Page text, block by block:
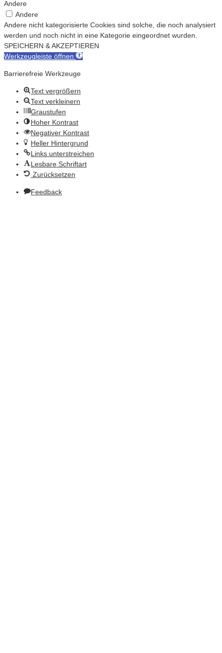
Andere
Andere
Andere nicht kategorisierte Cookies sind solche, die noch analysiert
werden und noch nicht in eine Kategorie eingeordnet wurden.
SPEICHERN & AKZEPTIEREN
Werkzeugleiste öffnen
Barrierefreie Werkzeuge
Text vergrößern
Text verkleinern
Graustufen
Hoher Kontrast
Negativer Kontrast
Heller Hintergrund
Links unterstreichen
Lesbare Schriftart
Zurücksetzen
Feedback